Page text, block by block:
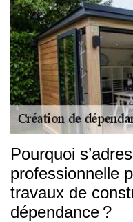
Pourquoi
professionnelle
travaux de
dépendance ?